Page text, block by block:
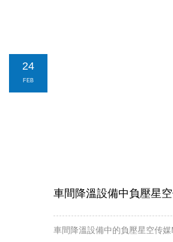
24
FEB
車間降溫設備中負壓星
車間降溫設備中的負壓星空传媒